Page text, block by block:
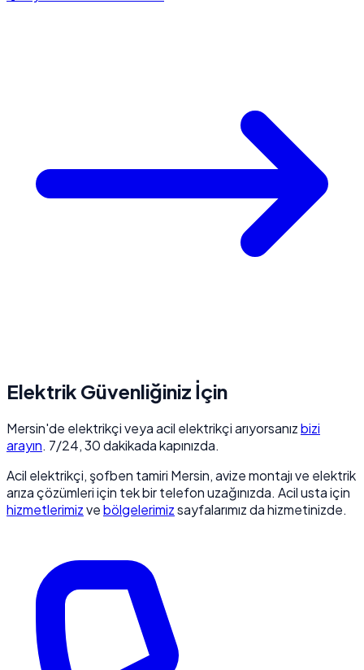
Elektrik Güvenliğiniz İçin
Mersin'de elektrikçi veya acil elektrikçi arıyorsanızbizi
arayın. 7/24, 30 dakikada kapınızda.
Acil elektrikçi, şofben tamiri Mersin, avize montajı ve elektrik
arıza çözümleri için tek bir telefon uzağınızda. Acil usta için
hizmetlerimizvebölgelerimizsayfalarımız da hizmetinizde.